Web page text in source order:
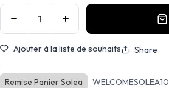
Ajouter à la liste de souhaits Share
Remise Panier Solea WELCOMESOLEA10